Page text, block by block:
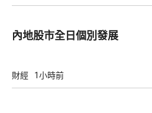
內地股市全日個別發展
財經 1小時前